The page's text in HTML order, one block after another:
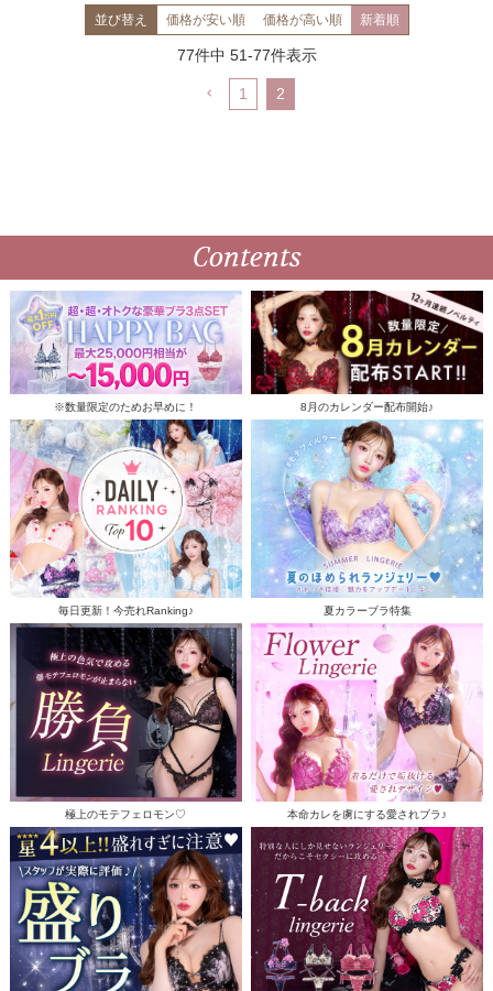
並び替え 価格が安い順 価格が高い順 新着順
77件中 51-77件表示
1 2
Contents
※数量限定のためお早めに！ 8月のカレンダー配布開始♪
毎日更新！今売れRanking♪ 夏カラーブラ特集
極上のモテフェロモン♡ 本命カレを虜にする愛されブラ♪